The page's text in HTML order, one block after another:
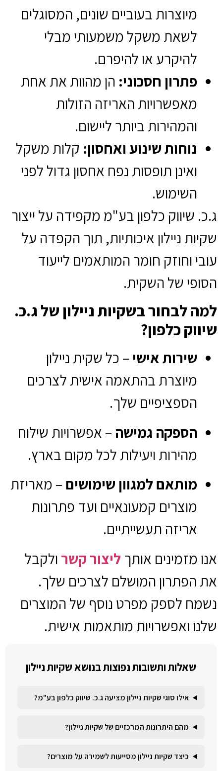
מיוצרות בעוביים שונים, המסוגלים
לשאת משקל משמעותי מבלי
להיקרע או להיפרם.
פתרון חסכוני: הן מהוות את אחת
מאפשרויות האריזה הזולות
והמהירות ביותר ליישום.
נוחות שינוע ואחסון: קלות משקל
ואינן תופסות נפח אחסון גדול לפני
השימוש.
ג.כ. שיווק כלפון בע"מ מקפידה על ייצור
שקיות ניילון איכותיות, תוך הקפדה על
עובי וחוזק חומר המותאמים לייעוד
הסופי של השקית.
למה לבחור בשקיות ניילון של ג.כ.
שיווק כלפון?
שירות אישי – כל שקית ניילון
מיוצרת בהתאמה אישית לצרכים
הספציפיים שלך.
הספקה גמישה – אפשרויות שילוח
מהירות ויעילות לכל מקום בארץ.
מותאם למגוון שימושים – מאריזת
מוצרים קמעונאיים ועד פתרונות
אריזה תעשייתיים.
אנו מזמינים אותך ליצור קשר ולקבל
את הפתרון המושלם לצרכים שלך.
נשמח לספק מפרט נוסף של המוצרים
שלנו ואפשרויות מותאמות אישית.
שאלות ותשובות נפוצות בנושא שקיות ניילון
אילו סוגי שקיות ניילון מציעה ג.כ. שיווק כלפון בע"מ?
מהם היתרונות המרכזיים של שקיות ניילון?
כיצד שקיות ניילון מסייעות לשמירה על מוצרים?